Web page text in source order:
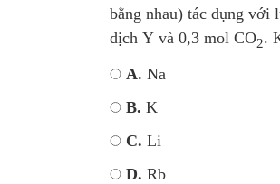
bằng nhau) tác dụng với
dịch Y và 0,3 mol CO2.
A. Na
B. K
C. Li
D. Rb